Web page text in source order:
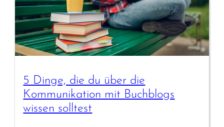
5 Dinge, die du über die
Kommunikation mit Buchblogs
wissen solltest